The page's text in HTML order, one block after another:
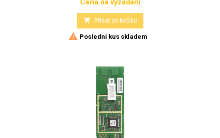
Cena
 Přidat do košíku
 Poslední kus skladem